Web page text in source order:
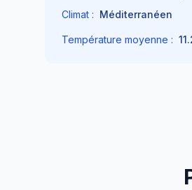
Climat : Méditerranéen
Température moyenne :